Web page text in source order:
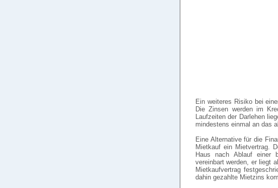
Ein weiteres Risiko bei
Die Zinsen werden im
Laufzeiten der Darlehen
mindestens einmal an das
Eine Alternative für die
Mietkauf ein Mietvertrag.
Haus nach Ablauf einer
vereinbart werden, er liegt
Mietkaufvertrag
dahin gezahlte Mietzins